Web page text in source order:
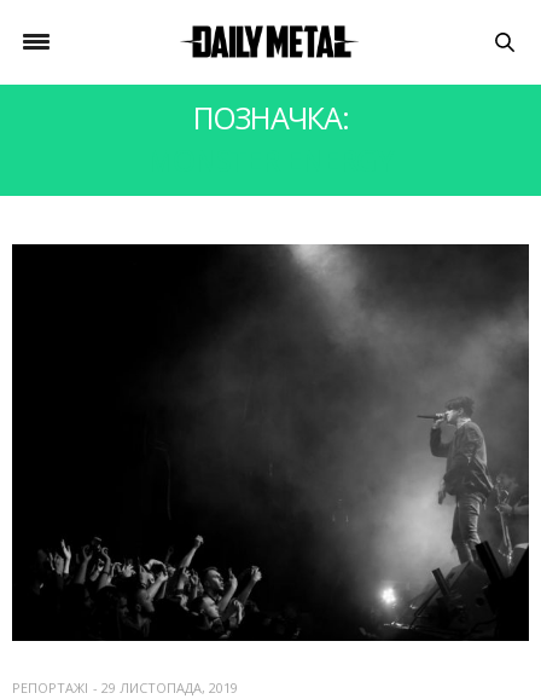
ПОЗНАЧКА:
РЕПОРТАЖІ - 29 ЛИСТОПАДА, 2019